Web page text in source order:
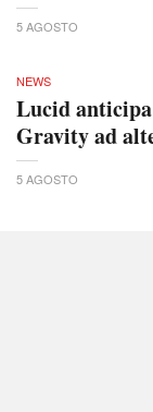
5 AGOSTO
NEWS
Lucid
Gravity ad
5 AGOSTO